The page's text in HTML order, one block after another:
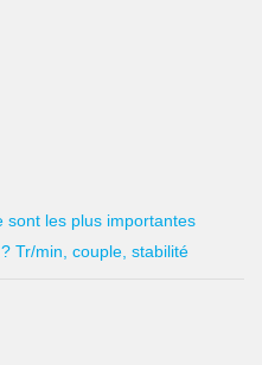
sont les plus importantes
Tr/min, couple, stabilité